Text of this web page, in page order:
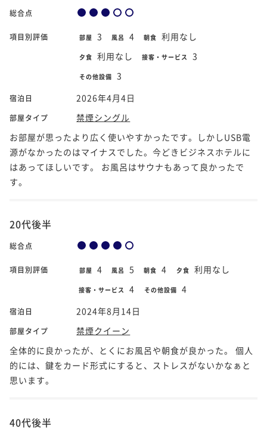
総合点
項目別評価 部屋 3 風呂 4 朝食 利用なし
夕食 利用なし 接客・サービス 3
その他設備 3
宿泊日 2026年4月4日
部屋タイプ
禁煙シングル
お部屋が思ったより広く使いやすかったです。しかしUSB電
源がなかったのはマイナスでした。今どきビジネスホテルに
はあってほしいです。 お風呂はサウナもあって良かったで
す。
20代後半
総合点
項目別評価 部屋 4 風呂 5 朝食 4 夕食 利用なし
接客・サービス 4 その他設備 4
宿泊日 2024年8月14日
部屋タイプ
禁煙クイーン
全体的に良かったが、とくにお風呂や朝食が良かった。 個人
的には、鍵をカード形式にすると、ストレスがないかなぁと
思います。
40代後半